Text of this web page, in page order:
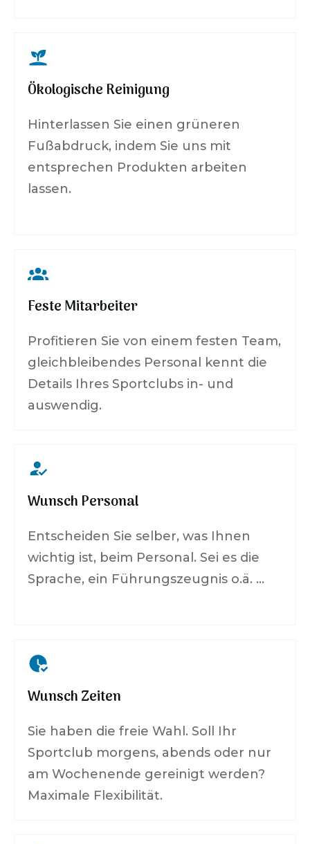
Ökologische Reinigung
Hinterlassen Sie einen grüneren
Fußabdruck, indem Sie uns mit
entsprechen Produkten arbeiten
lassen.
Feste Mitarbeiter
Profitieren Sie von einem festen Team,
gleichbleibendes Personal kennt die
Details Ihres Sportclubs in- und
auswendig.
Wunsch Personal
Entscheiden Sie selber, was Ihnen
wichtig ist, beim Personal. Sei es die
Sprache, ein Führungszeugnis o.ä. …
Wunsch Zeiten
Sie haben die freie Wahl. Soll Ihr
Sportclub morgens, abends oder nur
am Wochenende gereinigt werden?
Maximale Flexibilität.